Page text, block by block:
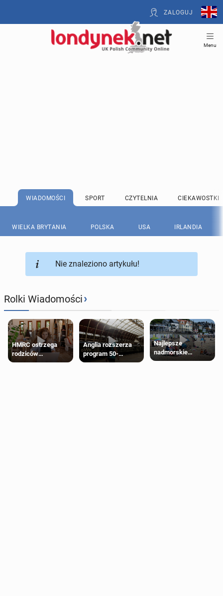
ZALOGUJ
Menu
WIADOMOŚCI SPORT CZYTELNIA CIEKAWOSTKI
WIELKA BRYTANIA POLSKA USA IRLANDIA
Nie znaleziono artykułu!
Rolki Wiadomości›
HMRC ostrzega
rodziców
pobierających Child
Anglia rozszerza
program 50-
procentowych
Najlepsze
nadmorskie
miasteczko blisko